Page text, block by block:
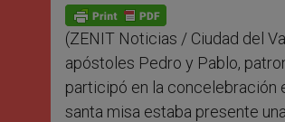
p
p
g
e
r
o
k
(ZENIT Noticias / Ciudad del
apóstoles Pedro y Pablo,
participó en la concelebración
santa misa estaba presente